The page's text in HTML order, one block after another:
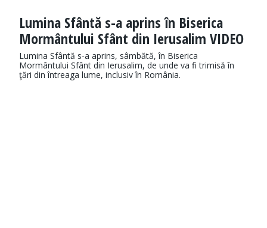
Lumina Sfântă s-a aprins în Biserica
Mormântului Sfânt din Ierusalim VIDEO
Lumina Sfântă s-a aprins, sâmbătă, în Biserica
Mormântului Sfânt din Ierusalim, de unde va fi trimisă în
ţări din întreaga lume, inclusiv în România.